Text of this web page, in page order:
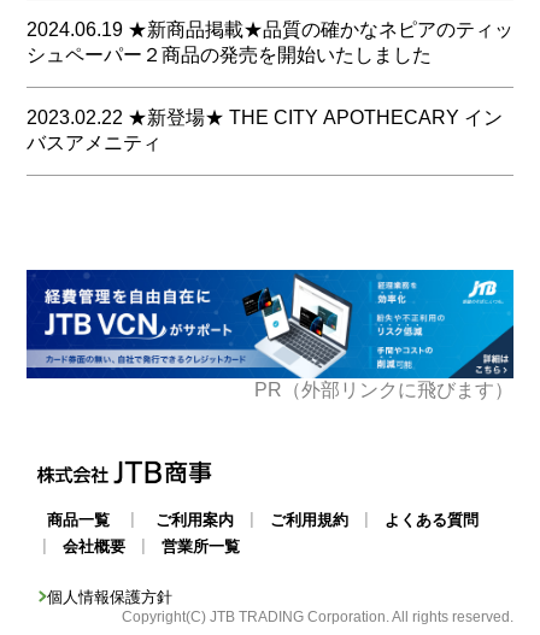
通常は受注生産の為、納品にお待たせしてしまう歯ブラ
シも在庫品ですのでお待たせする
ことなくお届け可能です
今後、不定期開催の予定です！
乞うご期待！
海外の皆様にも人気の絵柄と煎茶・ほうじ茶・玄米茶は
ハラール認証も得ています
2024.06.19 ★新商品掲載★品質の確かなネピアのティッ
シュペーパー２商品の発売を開始いたしました
ネピアソフトパックティッシュ200W5Pはネピアのティ
ッシュペーパーの中で１Wあたりが一番
商品は、こちらから
2023.02.22 ★新登場★ THE CITY APOTHECARY イン
バスアメニティ
ボトルは環境に配慮した素材を使用しています。
商品は、こちらから
PR（外部リンクに飛びます）
商品一覧 ご利用案内 ご利用規約
よくある質問
会社概要 営業所一覧
個人情報保護方針
Copyright(C) JTB TRADING Corporation. All rights reserved.